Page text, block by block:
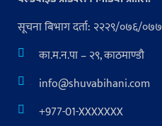
सूचना बिभाग दर्ता: २२२९/०७६/०७७
का.म.न.पा – २९, काठमाण्डौ
info@shuvabihani.com
+977-01-XXXXXXX